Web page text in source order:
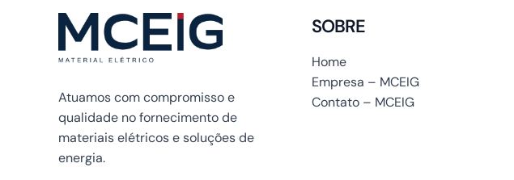
Atuamos com compromisso e
qualidade no fornecimento de
materiais elétricos e soluções de
energia.
SOBRE
Home
Empresa – MCEIG
Contato – MCEIG